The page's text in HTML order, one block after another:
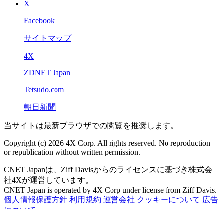
X
Facebook
サイトマップ
4X
ZDNET Japan
Tetsudo.com
朝日新聞
当サイトは最新ブラウザでの閲覧を推奨します。
Copyright (c) 2026 4X Corp. All rights reserved. No reproduction
or republication without written permission.
CNET Japanは、Ziff Davisからのライセンスに基づき株式会
社4Xが運営しています。
CNET Japan is operated by 4X Corp under license from Ziff Davis.
個人情報保護方針 利用規約 運営会社 クッキーについて 広告